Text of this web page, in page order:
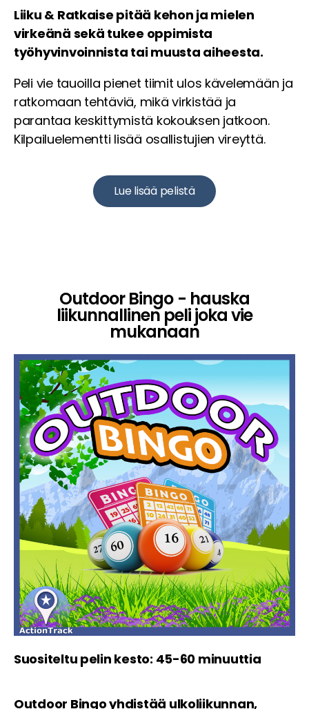
Liiku & Ratkaise pitää kehon ja mielen
virkeänä sekä tukee oppimista
työhyvinvoinnista tai muusta aiheesta.
Peli vie tauoilla pienet tiimit ulos kävelemään ja
ratkomaan tehtäviä, mikä virkistää ja
parantaa keskittymistä kokouksen jatkoon.
Kilpailuelementti lisää osallistujien vireyttä.
Lue lisää pelistä
Outdoor Bingo - hauska
liikunnallinen peli joka vie
mukanaan
Suositeltu pelin kesto: 45-60 minuuttia
Outdoor Bingo yhdistää ulkoliikunnan,